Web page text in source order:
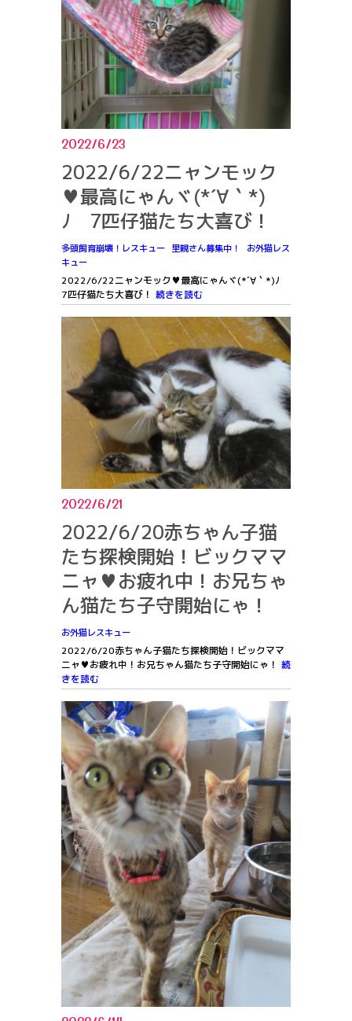
2022/6/23
2022/6/22ニャンモック
♥最高にゃんヾ(*´∀｀*)
ﾉ 7匹仔猫たち大喜び！
多頭飼育崩壊！レスキュー 里親さん募集中！
お外猫レス
キュー
2022/6/22ニャンモック♥最高にゃんヾ(*´∀｀*)ﾉ
7匹仔猫たち大喜び！ 続きを読む
2022/6/21
2022/6/20赤ちゃん子猫
たち探検開始！ビックママ
ニャ♥お疲れ中！お兄ちゃ
ん猫たち子守開始にゃ！
お外猫レスキュー
2022/6/20赤ちゃん子猫たち探検開始！ビックママ
ニャ♥お疲れ中！お兄ちゃん猫たち子守開始にゃ！ 続
きを読む